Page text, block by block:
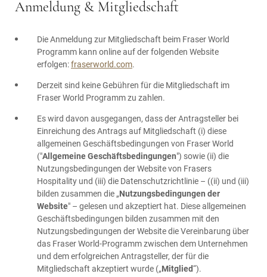
Anmeldung & Mitgliedschaft
Die Anmeldung zur Mitgliedschaft beim Fraser World
Programm kann online auf der folgenden Website
erfolgen:fraserworld.com.
Derzeit sind keine Gebühren für die Mitgliedschaft im
Fraser World Programm zu zahlen.
Es wird davon ausgegangen, dass der Antragsteller bei
Einreichung des Antrags auf Mitgliedschaft (i) diese
allgemeinen Geschäftsbedingungen von Fraser World
("Allgemeine Geschäftsbedingungen") sowie (ii) die
Nutzungsbedingungen der Website von Frasers
Hospitality und (iii) die Datenschutzrichtlinie – ((ii) und (iii)
bilden zusammen die „Nutzungsbedingungen der
Website" – gelesen und akzeptiert hat. Diese allgemeinen
Geschäftsbedingungen bilden zusammen mit den
Nutzungsbedingungen der Website die Vereinbarung über
das Fraser World-Programm zwischen dem Unternehmen
und dem erfolgreichen Antragsteller, der für die
Mitgliedschaft akzeptiert wurde („Mitglied“).